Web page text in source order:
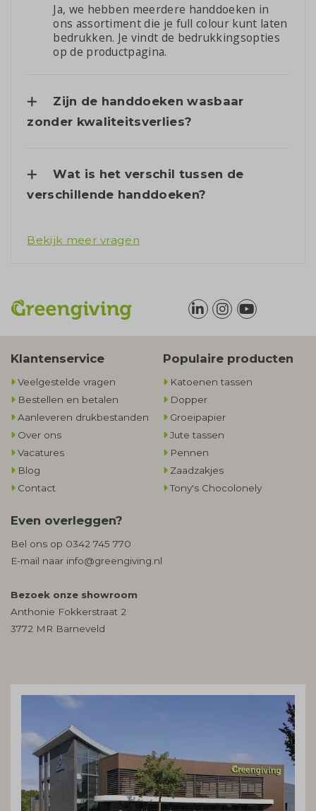
Ja, we hebben meerdere handdoeken in
ons assortiment die je full colour kunt laten
bedrukken. Je vindt de bedrukkingsopties
op de productpagina.
Zijn de handdoeken wasbaar
zonder kwaliteitsverlies?
Wat is het verschil tussen de
verschillende handdoeken?
Bekijk meer vragen
Klantenservice
Veelgestelde vragen
Bestellen en betalen
Aanleveren drukbestanden
Over ons
Vacatures
Blog
Contact
Populaire producten
Katoenen tassen
Dopper
Groeipapier
Jute tassen
Pennen
Zaadzakjes
Tony's Chocolonely
Even overleggen?
Bel ons op 0342 745 770
E-mail naar info@greengiving.nl
Bezoek onze showroom
Anthonie Fokkerstraat 2
3772 MR Barneveld